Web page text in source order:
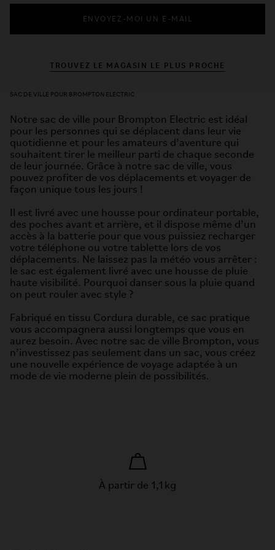
ENVOYEZ-MOI UN E-MAIL
TROUVEZ LE MAGASIN LE PLUS PROCHE
SAC DE VILLE POUR BROMPTON ELECTRIC
Notre sac de ville pour Brompton Electric est idéal
pour les personnes qui se déplacent dans leur vie
quotidienne et pour les amateurs d’aventure qui
souhaitent tirer le meilleur parti de chaque seconde
de leur journée. Grâce à notre sac de ville, vous
pouvez profiter de vos déplacements et voyager de
façon unique tous les jours !
Il est livré avec une housse pour ordinateur portable,
des poches avant et arrière, et il dispose même d’un
accès à la batterie pour que vous puissiez recharger
votre téléphone ou votre tablette lors de vos
déplacements. Ne laissez pas la météo vous arrêter :
le sac est également livré avec une housse de pluie
haute visibilité. Pourquoi danser sous la pluie quand
on peut rouler avec style ?
Fabriqué en tissu Cordura durable, ce sac pratique
vous accompagnera aussi longtemps que vous en
aurez besoin. Avec notre sac de ville Brompton, vous
n’investissez pas seulement dans un sac, vous créez
une nouvelle expérience de voyage adaptée à un
mode de vie moderne plein de possibilités.
À partir de 1,1 kg